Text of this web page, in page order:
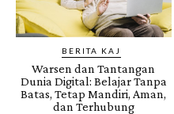
BERITA KAJ
Warsen dan Tantangan
Dunia Digital: Belajar Tanpa
Batas, Tetap Mandiri, Aman,
dan Terhubung